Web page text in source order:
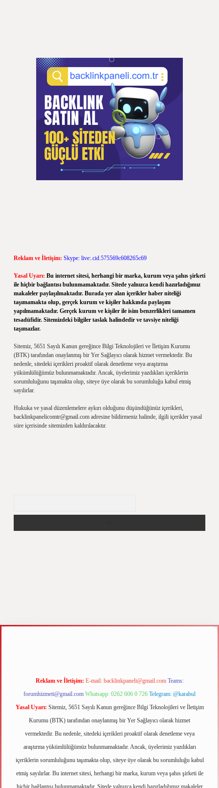
Reklam ve İletişim: Skype: live:.cid.575569c608265c69
Yasal Uyarı: Bu internet sitesi, herhangi bir marka, kurum veya şahıs şirketi
ile hiçbir bağlantısı bulunmamaktadır. Sitede yalnızca kendi hazırladığımız
makaleler paylaşılmaktadır. Burada yer alan içerikler haber niteliği
taşımamakta olup, gerçek kurum ve kişiler hakkında paylaşım
yapılmamaktadır. Gerçek kurum ve kişiler ile isim benzerlikleri tamamen
tesadüfidir. Sitemizdeki bilgiler taslak halindedir ve tavsiye niteliği
taşımazlar.
Sitemiz, 5651 Sayılı Kanun gereğince Bilgi Teknolojileri ve İletişim Kurumu
(BTK) tarafından onaylanmış bir Yer Sağlayıcı olarak hizmet vermektedir. Bu
nedenle, sitedeki içerikleri proaktif olarak denetleme veya araştırma
yükümlülüğümüz bulunmamaktadır. Ancak, üyelerimiz yazdıkları içeriklerin
sorumluluğunu taşımakta olup, siteye üye olarak bu sorumluluğu kabul etmiş
sayılırlar.
Hukuka ve yasal düzenlemelere aykırı olduğunu düşündüğünüz içerikleri,
backlinkpanelicomtr@gmail.com adresine bildirmeniz halinde, ilgili içerikler yasal
süre içerisinde sitemizden kaldırılacaktır.
m elexbet
Reklam ve İletişim: E-mail: backlinkpaneli@gmail.com Teams:
forumhizmeti@gmail.com Whatsapp: 0262 606 0 726 Telegram: @karabul
Yasal Uyarı: Sitemiz, 5651 Sayılı Kanun gereğince Bilgi Teknolojileri ve İletişim
Kurumu (BTK) tarafından onaylanmış bir Yer Sağlayıcı olarak hizmet
vermektedir. Bu nedenle, sitedeki içerikleri proaktif olarak denetleme veya
araştırma yükümlülüğümüz bulunmamaktadır. Ancak, üyelerimiz yazdıkları
içeriklerin sorumluluğunu taşımakta olup, siteye üye olarak bu sorumluluğu kabul
etmiş sayılırlar. Bu internet sitesi, herhangi bir marka, kurum veya şahıs şirketi ile
hiçbir bağlantısı bulunmamaktadır. Sitede yalnızca kendi hazırladığımız makaleler